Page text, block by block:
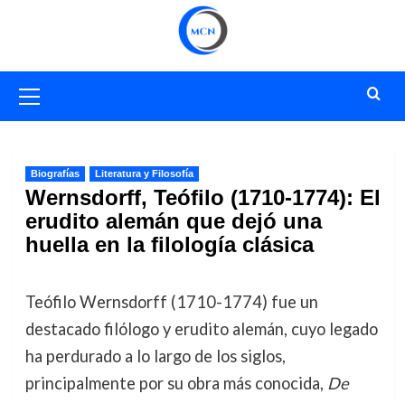
primario
Biografías Literatura y Filosofía
Wernsdorff, Teófilo (1710-1774): El
erudito alemán que dejó una
huella en la filología clásica
Teófilo Wernsdorff (1710-1774) fue un
destacado filólogo y erudito alemán, cuyo legado
ha perdurado a lo largo de los siglos,
principalmente por su obra más conocida, De